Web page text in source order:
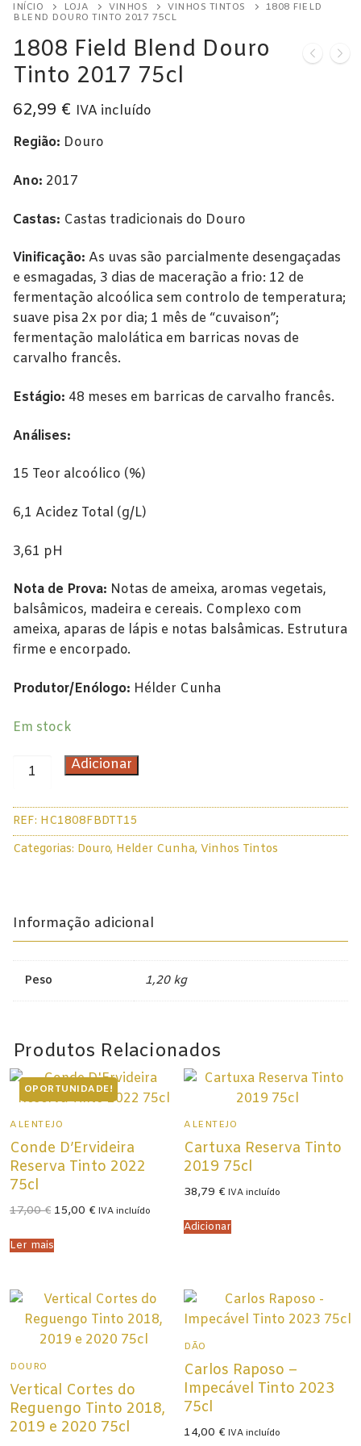
Alentejo
Beira Interior
Bairrada
Dão
Lisboa
Tejo
Vinho Verde
Vinhos Tintos
Açores
Alentejo
Beira Interior
Bairrada
Dão
Douro
Vinhos Rosé
Alentejo
Bairrada
Douro
Tejo
Colheita Tardia
Ruby
Vintage
Champagne
Espumantes
Licorosos
Vale Presente
INÍCIO LOJA VINHOS VINHOS TINTOS
1808 FIELD
BLEND DOURO TINTO 2017 75CL
1808 Field Blend Douro
Tinto 2017 75cl
62,99 € IVA incluído
Região: Douro
Ano: 2017
Castas: Castas tradicionais do Douro
Vinificação: As uvas são parcialmente desengaçadas
e esmagadas, 3 dias de maceração a frio: 12 de
fermentação alcoólica sem controlo de temperatura;
suave pisa 2x por dia; 1 mês de “cuvaison”;
fermentação malolática em barricas novas de
carvalho francês.
Estágio: 48 meses em barricas de carvalho francês.
Análises:
15 Teor alcoólico (%)
6,1 Acidez Total (g/L)
3,61 pH
Nota de Prova: Notas de ameixa, aromas vegetais,
balsâmicos, madeira e cereais. Complexo com
ameixa, aparas de lápis e notas balsâmicas. Estrutura
firme e encorpado.
Produtor/Enólogo: Hélder Cunha
Em stock
Quantidade
1808
Field
Blend
75cl
Adicionar
REF: HC1808FBDTT15
Categorias: Douro, Helder Cunha, Vinhos Tintos
Informação adicional
Peso 1,20 kg
Produtos Relacionados
OPORTUNIDADE!
ALENTEJO
Conde D’Ervideira
Reserva Tinto 2022
75cl
17,00€ O
preço
era:
17,00 €.
15,00 €OIVA incluído
Ler mais
ALENTEJO
Cartuxa Reserva Tinto
2019 75cl
38,79 € IVA incluído
Adicionar
DOURO
Vertical Cortes do
Reguengo Tinto 2018,
2019 e 2020 75cl
DÃO
Carlos Raposo –
Impecável Tinto 2023
75cl
14,00 € IVA incluído